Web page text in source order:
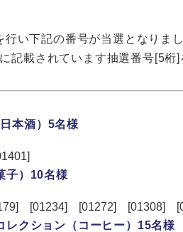
い下記の番号が当選となりまし
記載されています抽選番号[5桁]
本酒）5名様
子）10名様
[01234] [01272] [01308]
レクション（コーヒー）15名様